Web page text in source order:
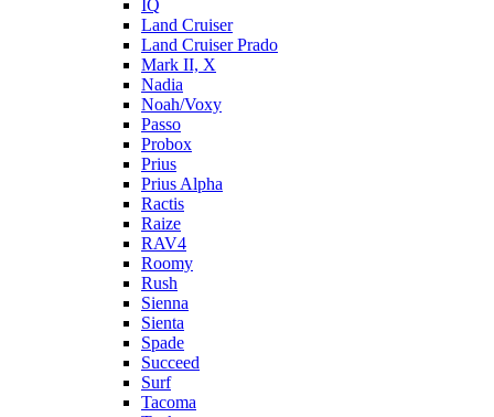
IQ
Land Cruiser
Land Cruiser Prado
Mark II, X
Nadia
Noah/Voxy
Passo
Probox
Prius
Prius Alpha
Ractis
Raize
RAV4
Roomy
Rush
Sienna
Sienta
Spade
Succeed
Surf
Tacoma